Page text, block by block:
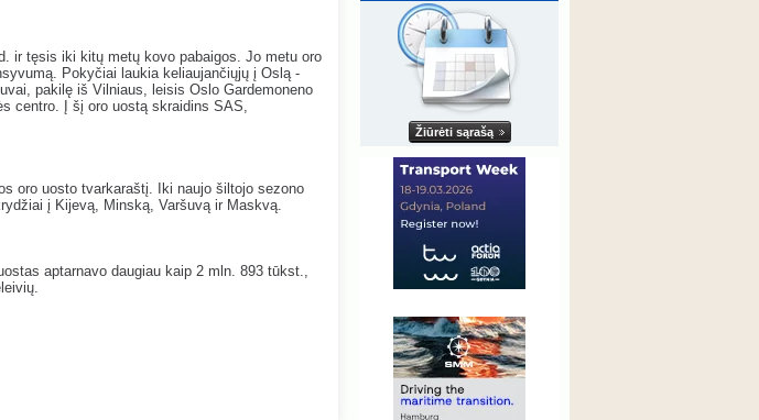
ir tęsis iki kitų metų kovo pabaigos. Jo metu oro
Pokyčiai laukia keliaujančiųjų į Oslą -
pakilę iš Vilniaus, leisis Oslo Gardemoneno
centro. Į šį oro uostą skraidins SAS,
oro uosto tvarkaraštį. Iki naujo šiltojo sezono
į Kijevą, Minską, Varšuvą ir Maskvą.
aptarnavo daugiau kaip 2 mln. 893 tūkst.,
Žiūrėti sąrašą